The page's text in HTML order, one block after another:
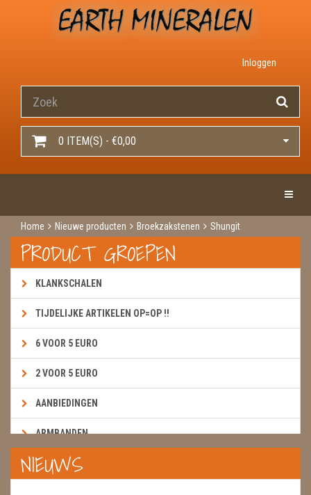
Inloggen
0 ITEM(S) - €0,00
Home Nieuwe producten Broekzakstenen Shungit
PRODUCT GROEPEN
KLANKSCHALEN
TIJDELIJKE ARTIKELEN OP=OP !!
6 VOOR 5 EURO
2 VOOR 5 EURO
AANBIEDINGEN
ARMBANDEN
BOEKEN & KAARTEN E.A.R.T.H.
NIEUWS